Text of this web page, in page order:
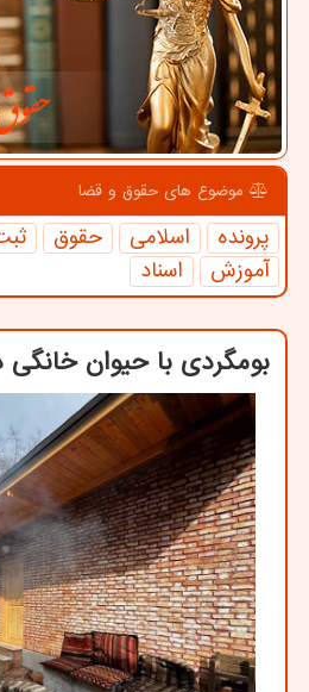
موضوع های حقوق و قضا
پرونده اسلامی حقوق
آموزش
اسناد
بومگردی با حیوان خانگی